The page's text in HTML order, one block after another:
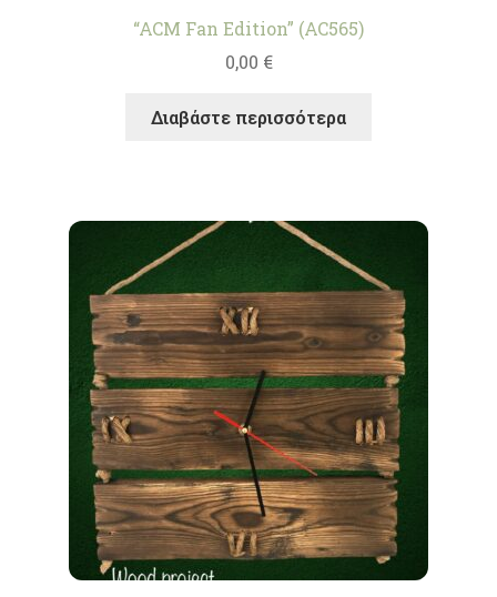
“ACM Fan Edition” (AC565)
0,00 €
Διαβάστε περισσότερα